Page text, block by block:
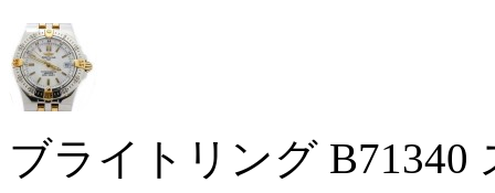
ブライトリング